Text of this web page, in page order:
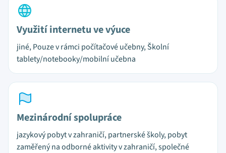
Využití internetu ve výuce
jiné, Pouze v rámci počítačové učebny, Školní
tablety/notebooky/mobilní učebna
Mezinárodní spolupráce
jazykový pobyt v zahraničí, partnerské školy, pobyt
zaměřený na odborné aktivity v zahraničí, společné